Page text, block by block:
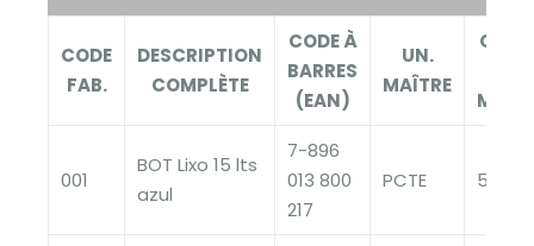
CODE
FAB.
DESCRIPTION
COMPLÈTE
CODE À
BARRES
(EAN)
UN.
MAÎTRE
QTÉ
001
BOT Lixo 15 lts
azul
7-896
013 800
217
PCTE 50